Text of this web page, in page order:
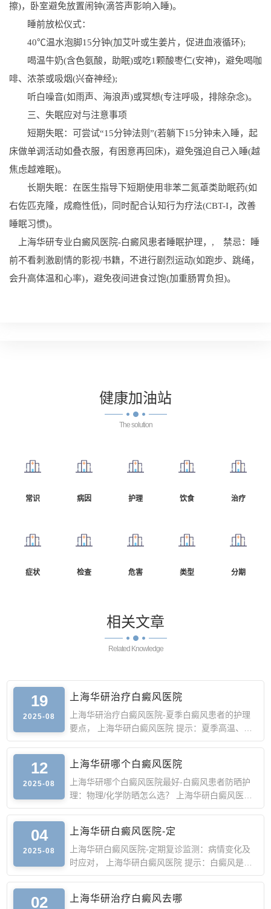
擦)，卧室避免放置闹钟(滴答声影响入睡)。
睡前放松仪式：
40℃温水泡脚15分钟(加艾叶或生姜片，促进血液循环);
喝温牛奶(含色氨酸，助眠)或吃1颗酸枣仁(安神)，避免喝咖
啡、浓茶或吸烟(兴奋神经);
听白噪音(如雨声、海浪声)或冥想(专注呼吸，排除杂念)。
三、失眠应对与注意事项
短期失眠：可尝试“15分钟法则”(若躺下15分钟未入睡，起
床做单调活动如叠衣服，有困意再回床)，避免强迫自己入睡(越
焦虑越难眠)。
长期失眠：在医生指导下短期使用非苯二氮䓬类助眠药(如
右佐匹克隆，成瘾性低)，同时配合认知行为疗法(CBT-I，改善
睡眠习惯)。
上海华研专业白癜风医院-白癜风患者睡眠护理，, 禁忌：睡
前不看刺激剧情的影视/书籍，不进行剧烈运动(如跑步、跳绳，
会升高体温和心率)，避免夜间进食过饱(加重肠胃负担)。
健康加油站
The solution
常识 病因 护理 饮食 治疗
症状 检查 危害 类型 分期
相关文章
Related Knowledge
19
2025-08
上海华研治疗白癜风医院
上海华研治疗白癜风医院-夏季白癜风患者的护理
要点， 上海华研白癜风医院 提示：夏季高温、强
紫外线、多出汗是
12
2025-08
上海华研哪个白癜风医院
上海华研哪个白癜风医院最好-白癜风患者防晒护
理：物理/化学防晒怎么选？ 上海华研白癜风医院
提示：白癜风患者
04
2025-08
上海华研白癜风医院-定
上海华研白癜风医院-定期复诊监测：病情变化及
时应对， 上海华研白癜风医院 提示：白癜风是慢
性疾病，定期复诊
02 上海华研治疗白癜风去哪